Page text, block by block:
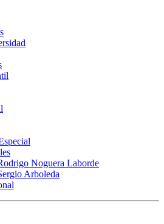
Noguera Laborde
Arboleda